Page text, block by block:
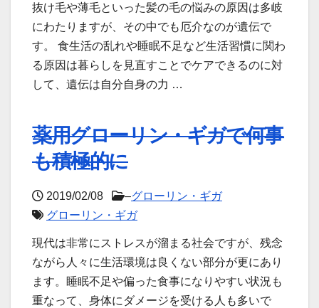
抜け毛や薄毛といった髪の毛の悩みの原因は多岐
にわたりますが、その中でも厄介なのが遺伝で
す。 食生活の乱れや睡眠不足など生活習慣に関わ
る原因は暮らしを見直すことでケアできるのに対
して、遺伝は自分自身の力 …
薬用グローリン・ギガで何事
も積極的に
2019/02/08 –グローリン・ギガ
グローリン・ギガ
現代は非常にストレスが溜まる社会ですが、残念
ながら人々に生活環境は良くない部分が更にあり
ます。睡眠不足や偏った食事になりやすい状況も
重なって、身体にダメージを受ける人も多いで